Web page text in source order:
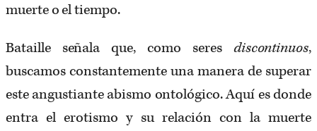
muerte o el tiempo.
Bataille señala que, como seres discontinuos,
buscamos constantemente una manera de superar
este angustiante abismo ontológico. Aquí es donde
entra el erotismo y su relación con la muerte